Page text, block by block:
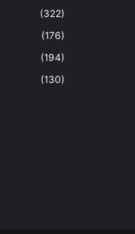
(322)
(176)
(194)
(130)